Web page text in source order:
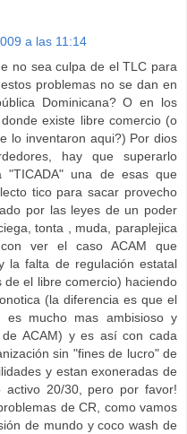
a las 11:14
no sea culpa de el TLC para
problemas no se dan en
Dominicana? O en los
existe libre comercio (o
lo inventaron aqui?) Por dios
hay que superarlo
una de esas que
tico para sacar provecho
por las leyes de un poder
tonta , muda, paraplejica
ver el caso ACAM que
la falta de regulación estatal
el libre comercio) haciendo
(la diferencia es que el
es mucho mas ambisioso y
ACAM) y es así con cada
sin "fines de lucro" de
y estan exoneradas de
activo 20/30, pero por favor!
de CR, como vamos
de mundo y coco wash de